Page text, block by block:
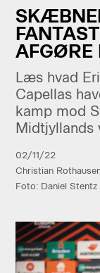
AFGØRE
Læs hvad
Capellas
kamp mod
Midtjyllands
02/11/22
Christian
Foto: Daniel Stentz